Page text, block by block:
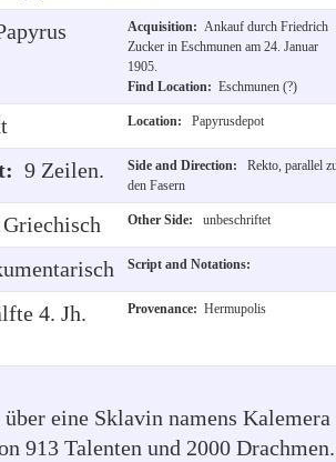
Acquisition: Ankauf durch Friedrich
Zucker in Eschmunen am 24. Januar
1905.
Find Location: Eschmunen (?)
Location: Papyrusdepot
9 Zeilen. Side and Direction:
Rekto, parallel
den Fasern
Griechisch Other Side: unbeschriftet
Script and Notations:
4. Jh.
Provenance: Hermupolis
eine Sklavin namens Kalemera
913 Talenten und 2000 Drachmen.